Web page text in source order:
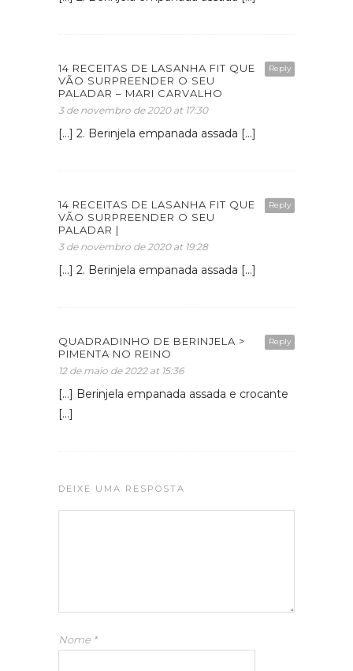
Reply
14 RECEITAS DE LASANHA FIT QUE
VÃO SURPREENDER O SEU
PALADAR – MARI CARVALHO
3 de novembro de 2020 at 17:30
[…] 2. Berinjela empanada assada […]
Reply
14 RECEITAS DE LASANHA FIT QUE
VÃO SURPREENDER O SEU
PALADAR |
3 de novembro de 2020 at 19:28
[…] 2. Berinjela empanada assada […]
Reply
QUADRADINHO DE BERINJELA >
PIMENTA NO REINO
12 de maio de 2022 at 15:36
[…] Berinjela empanada assada e crocante
[…]
DEIXE UMA RESPOSTA
Nome *